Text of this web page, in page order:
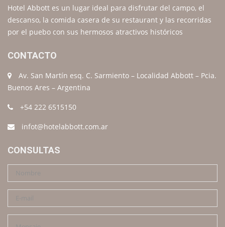
Hotel Abbott es un lugar ideal para disfrutar del campo, el
descanso, la comida casera de su restaurant y las recorridas
por el puebo con sus hermosos atractivos históricos
CONTACTO
Av. San Martín esq. C. Sarmiento – Localidad Abbott – Pcia.
Buenos Ares – Argentina
+54 222 6515150
infot@hotelabbott.com.ar
CONSULTAS